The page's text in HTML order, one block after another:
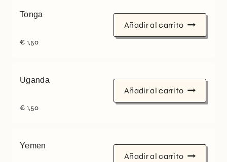
Tonga
€ 1,50
Añadir al carrito
Uganda
€ 1,50
Añadir al carrito
Yemen
Añadir al carrito